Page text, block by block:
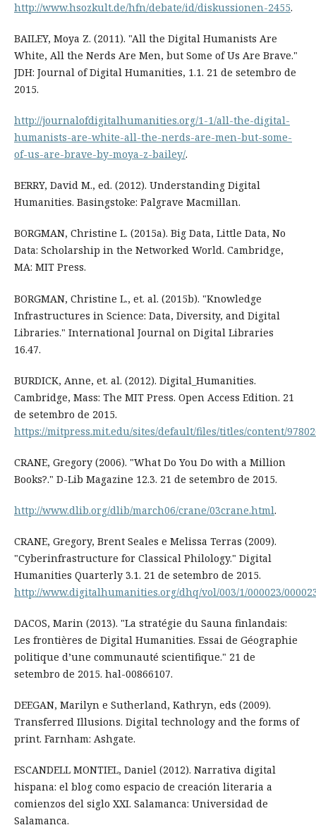
http://www.hsozkult.de/hfn/debate/id/diskussionen-2455.
BAILEY, Moya Z. (2011). "All the Digital Humanists Are
White, All the Nerds Are Men, but Some of Us Are Brave."
JDH: Journal of Digital Humanities, 1.1. 21 de setembro de
2015.
http://journalofdigitalhumanities.org/1-1/all-the-digital-
humanists-are-white-all-the-nerds-are-men-but-some-
of-us-are-brave-by-moya-z-bailey/.
BERRY, David M., ed. (2012). Understanding Digital
Humanities. Basingstoke: Palgrave Macmillan.
BORGMAN, Christine L. (2015a). Big Data, Little Data, No
Data: Scholarship in the Networked World. Cambridge,
MA: MIT Press.
BORGMAN, Christine L., et. al. (2015b). "Knowledge
Infrastructures in Science: Data, Diversity, and Digital
Libraries." International Journal on Digital Libraries
16.47.
BURDICK, Anne, et. al. (2012). Digital_Humanities.
Cambridge, Mass: The MIT Press. Open Access Edition. 21
de setembro de 2015.
https://mitpress.mit.edu/sites/default/files/titles/content/
CRANE, Gregory (2006). "What Do You Do with a Million
Books?." D-Lib Magazine 12.3. 21 de setembro de 2015.
http://www.dlib.org/dlib/march06/crane/03crane.html.
CRANE, Gregory, Brent Seales e Melissa Terras (2009).
"Cyberinfrastructure for Classical Philology." Digital
Humanities Quarterly 3.1. 21 de setembro de 2015.
http://www.digitalhumanities.org/dhq/vol/003/1/000023/
DACOS, Marin (2013). "La stratégie du Sauna finlandais:
Les frontières de Digital Humanities. Essai de Géographie
politique d’une communauté scientifique." 21 de
setembro de 2015. hal-00866107.
DEEGAN, Marilyn e Sutherland, Kathryn, eds (2009).
Transferred Illusions. Digital technology and the forms of
print. Farnham: Ashgate.
ESCANDELL MONTIEL, Daniel (2012). Narrativa digital
hispana: el blog como espacio de creación literaria a
comienzos del siglo XXI. Salamanca: Universidad de
Salamanca.